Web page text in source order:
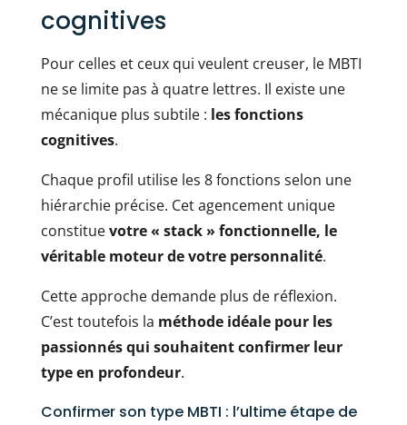
cognitives
Pour celles et ceux qui veulent creuser, le MBTI
ne se limite pas à quatre lettres. Il existe une
mécanique plus subtile : les fonctions
cognitives.
Chaque profil utilise les 8 fonctions selon une
hiérarchie précise. Cet agencement unique
constituevotre « stack » fonctionnelle, le
véritable moteur de votre personnalité.
Cette approche demande plus de réflexion.
C’est toutefois la méthode idéale pour les
passionnés qui souhaitent confirmer leur
type en profondeur.
Confirmer son type MBTI : l’ultime étape de